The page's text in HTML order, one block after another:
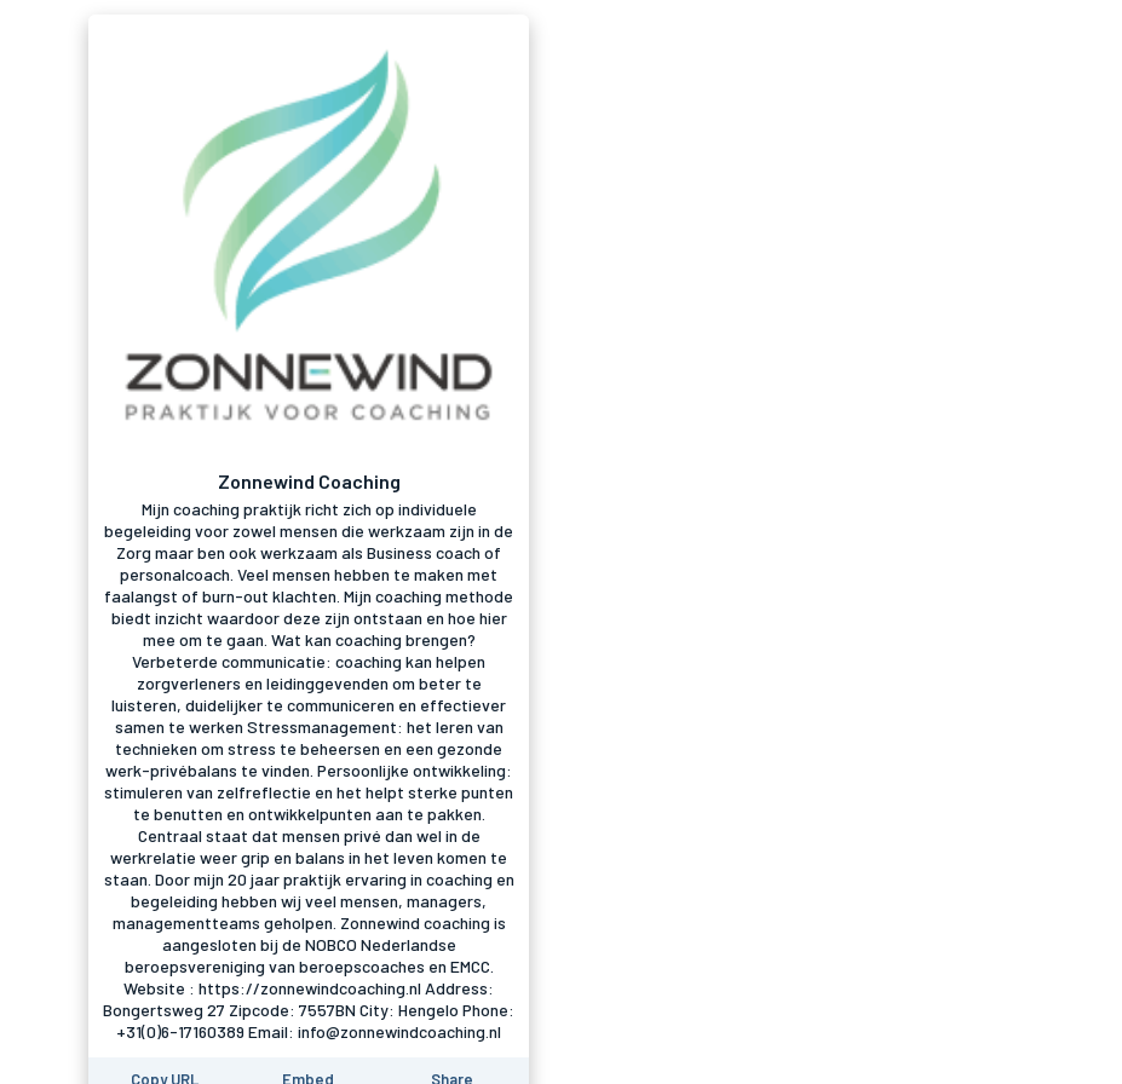
Zonnewind Coaching
Mijn coaching praktijk richt zich op individuele
begeleiding voor zowel mensen die werkzaam zijn in de
Zorg maar ben ook werkzaam als Business coach of
personalcoach. Veel mensen hebben te maken met
faalangst of burn-out klachten. Mijn coaching methode
biedt inzicht waardoor deze zijn ontstaan en hoe hier
mee om te gaan. Wat kan coaching brengen?
Verbeterde communicatie: coaching kan helpen
zorgverleners en leidinggevenden om beter te
luisteren, duidelijker te communiceren en effectiever
samen te werken Stressmanagement: het leren van
technieken om stress te beheersen en een gezonde
werk-privébalans te vinden. Persoonlijke ontwikkeling:
stimuleren van zelfreflectie en het helpt sterke punten
te benutten en ontwikkelpunten aan te pakken.
Centraal staat dat mensen privé dan wel in de
werkrelatie weer grip en balans in het leven komen te
staan. Door mijn 20 jaar praktijk ervaring in coaching en
begeleiding hebben wij veel mensen, managers,
managementteams geholpen. Zonnewind coaching is
aangesloten bij de NOBCO Nederlandse
beroepsvereniging van beroepscoaches en EMCC.
Website : https://zonnewindcoaching.nl Address:
Bongertsweg 27 Zipcode: 7557BN City: Hengelo Phone:
+31(0)6-17160389 Email: info@zonnewindcoaching.nl
Copy URL Embed Share